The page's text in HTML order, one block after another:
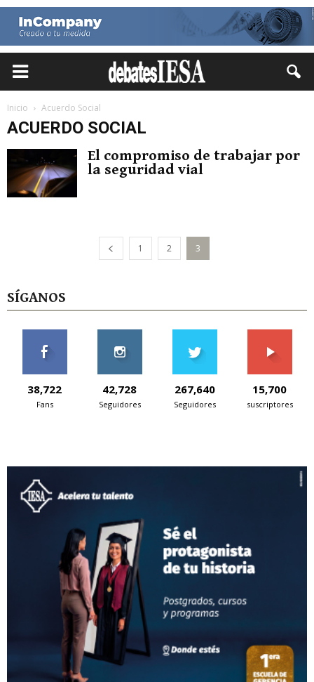
Inicio Acuerdo Social
ACUERDO SOCIAL
El compromiso de trabajar por
la seguridad vial
1 2 3
SÍGANOS
38,722
Fans
42,728
Seguidores
267,640
Seguidores
15,700
suscriptores